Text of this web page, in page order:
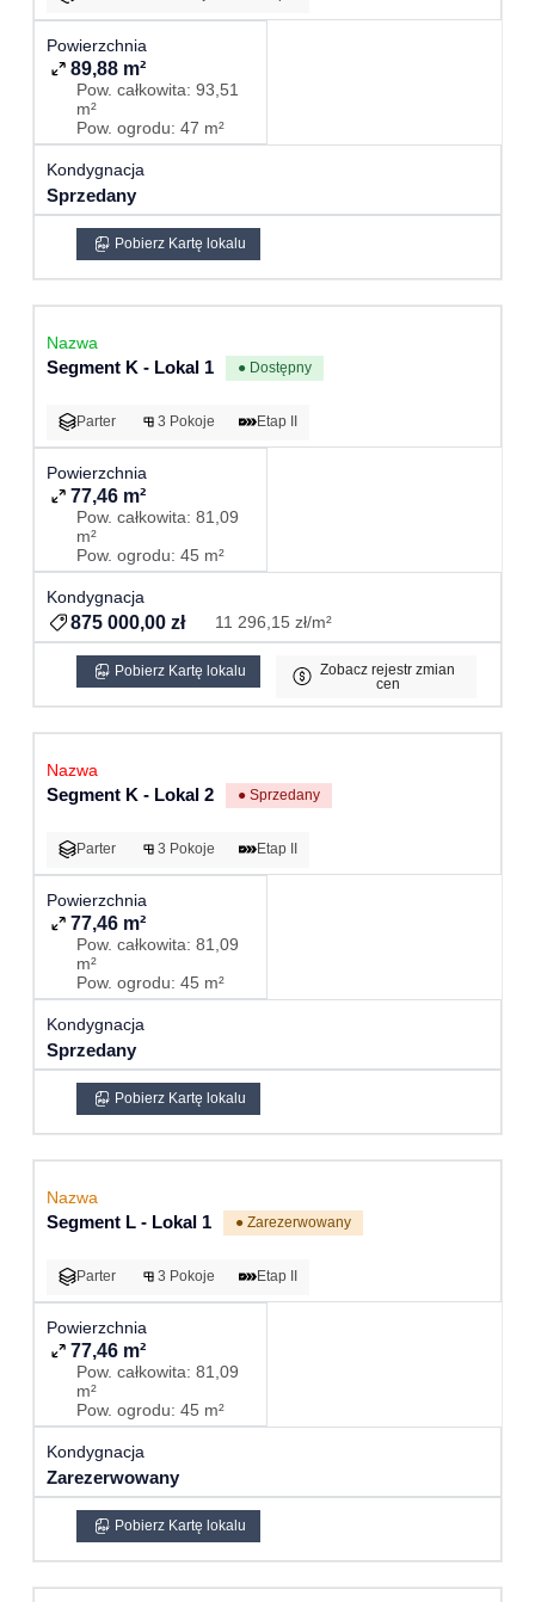
89,88 m²
Pow. całkowita: 93,51
m²
Pow. ogrodu: 47 m²
Sprzedany
Pobierz Kartę lokalu
Segment K - Lokal 1 ● Dostępny
Parter 3 Pokoje Etap II
77,46 m²
Pow. całkowita: 81,09
m²
Pow. ogrodu: 45 m²
875 000,00 zł 11 296,15 zł/m²
Pobierz Kartę lokalu
Zobacz rejestr zmian
cen
Segment K - Lokal 2 ● Sprzedany
Parter 3 Pokoje Etap II
77,46 m²
Pow. całkowita: 81,09
m²
Pow. ogrodu: 45 m²
Sprzedany
Pobierz Kartę lokalu
Segment L - Lokal 1 ● Zarezerwowany
Parter 3 Pokoje Etap II
77,46 m²
Pow. całkowita: 81,09
m²
Pow. ogrodu: 45 m²
Zarezerwowany
Pobierz Kartę lokalu